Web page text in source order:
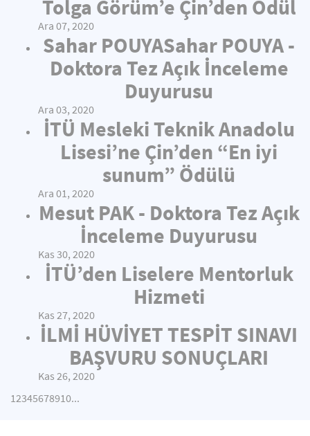
Tolga Görüm’e Çin’den Ödül
Ara 07, 2020
Sahar POUYASahar POUYA -
Doktora Tez Açık İnceleme
Duyurusu
Ara 03, 2020
İTÜ Mesleki Teknik Anadolu
Lisesi’ne Çin’den “En iyi
sunum” Ödülü
Ara 01, 2020
Mesut PAK - Doktora Tez Açık
İnceleme Duyurusu
Kas 30, 2020
İTÜ’den Liselere Mentorluk
Hizmeti
Kas 27, 2020
İLMİ HÜVİYET TESPİT SINAVI
BAŞVURU SONUÇLARI
Kas 26, 2020
12345678910...